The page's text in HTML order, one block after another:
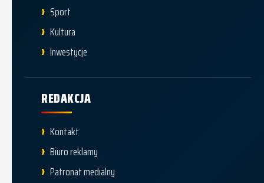
Sport
Kultura
Inwestycje
REDAKCJA
Kontakt
Biuro reklamy
Patronat medialny